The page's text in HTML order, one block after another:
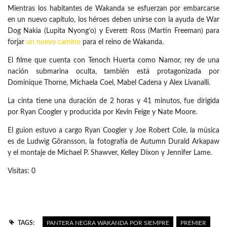
Mientras los habitantes de Wakanda se esfuerzan por embarcarse
en un nuevo capítulo, los héroes deben unirse con la ayuda de War
Dog Nakia (Lupita Nyong’o) y Everett Ross (Martin Freeman) para
forjar un nuevo camino para el reino de Wakanda.
El filme que cuenta con Tenoch Huerta como Namor, rey de una
nación submarina oculta, también está protagonizada por
Dominique Thorne, Michaela Coel, Mabel Cadena y Alex Livanalli.
La cinta tiene una duración de 2 horas y 41 minutos, fue dirigida
por Ryan Coogler y producida por Kevin Feige y Nate Moore.
El guion estuvo a cargo Ryan Coogler y Joe Robert Cole, la música
es de Ludwig Göransson, la fotografía de Autumn Durald Arkapaw
y el montaje de Michael P. Shawver, Kelley Dixon y Jennifer Lame.
Visitas: 0
TAGS: PANTERA NEGRA WAKANDA POR SIEMPRE PREMIER